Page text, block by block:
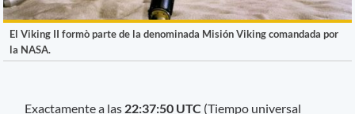
El Viking II formò parte de la denominada Misión Viking comandada por
la NASA.
Exactamente a las 22:37:50 UTC (Tiempo universal